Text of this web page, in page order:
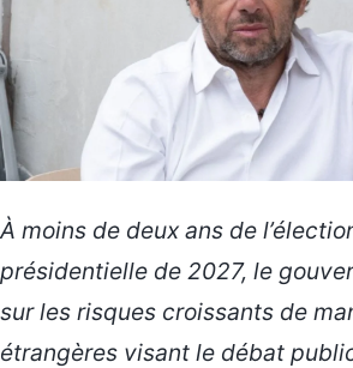
À moins de deux ans de
présidentielle de 2027, le
sur les risques croissants de
étrangères visant le débat